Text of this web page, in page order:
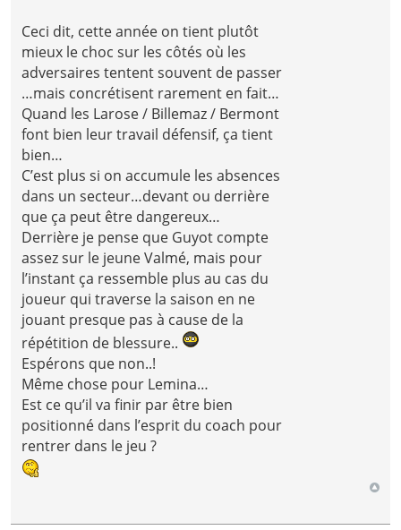
Ceci dit, cette année on tient plutôt
mieux le choc sur les côtés où les
adversaires tentent souvent de passer
…mais concrétisent rarement en fait…
Quand les Larose / Billemaz / Bermont
font bien leur travail défensif, ça tient
bien…
C’est plus si on accumule les absences
dans un secteur…devant ou derrière
que ça peut être dangereux…
Derrière je pense que Guyot compte
assez sur le jeune Valmé, mais pour
l’instant ça ressemble plus au cas du
joueur qui traverse la saison en ne
jouant presque pas à cause de la
répétition de blessure..
Espérons que non..!
Même chose pour Lemina…
Est ce qu’il va finir par être bien
positionné dans l’esprit du coach pour
rentrer dans le jeu ?